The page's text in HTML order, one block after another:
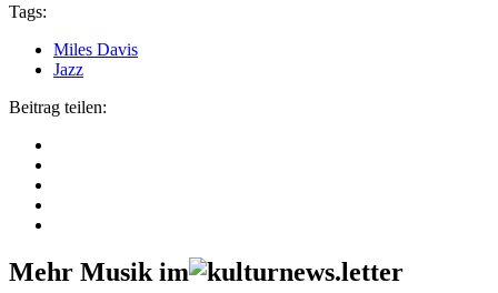
Tags:
Miles Davis
Jazz
Beitrag teilen:
Mehr Musik im